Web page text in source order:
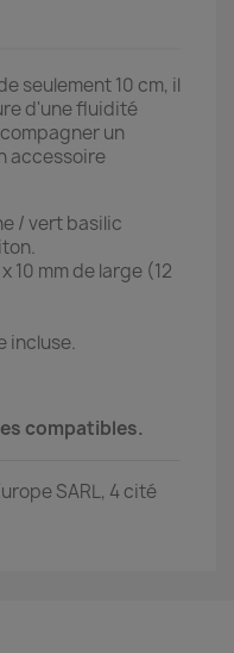
seulement 10 cm, il
d'une fluidité
un
accessoire
/ vert basilic
10 mm de large (12
incluse.
compatibles.
SARL, 4 cité